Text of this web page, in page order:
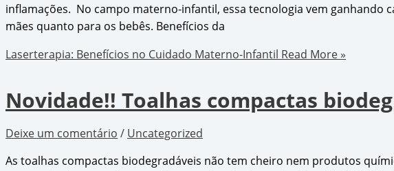
inflamações. No campo materno-infantil, essa tecnologia vem ganhando
mães quanto para os bebês. Benefícios da
Laserterapia: Benefícios no Cuidado Materno-Infantil Read More »
Novidade!! Toalhas compactas
Deixe um comentário / Uncategorized
As toalhas compactas biodegradáveis não tem cheiro nem produtos